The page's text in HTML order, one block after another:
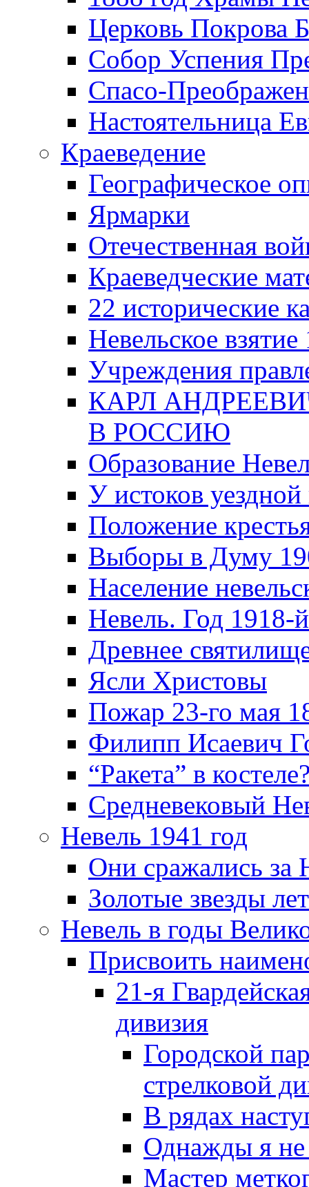
Церковь Покрова
Собор Успения
Спасо-
Настоятельница
Краеведение
Географическое
Ярмарки
Отечественная
Краеведческие
22 исторические
Невельское
Учреждения
КАРЛ
В РОССИЮ
Образование
У истоков
Положение
Выборы в Думу
Население
Невель. Год 1918-
Древнее
Ясли Христовы
Пожар 23-го мая
Филипп Исаевич
“Ракета” в
Средневековый
Невель 1941 год
Они сражались за
Золотые звезды
Невель в годы
Присвоить
21-я
дивизия
Городской
стрелковой
В рядах
Однажды я
Мастер